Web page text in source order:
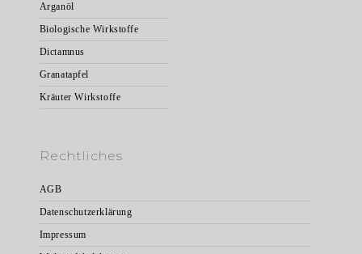
Arganöl
Biologische Wirkstoffe
Dictamnus
Granatapfel
Kräuter Wirkstoffe
Rechtliches
AGB
Datenschutzerklärung
Impressum